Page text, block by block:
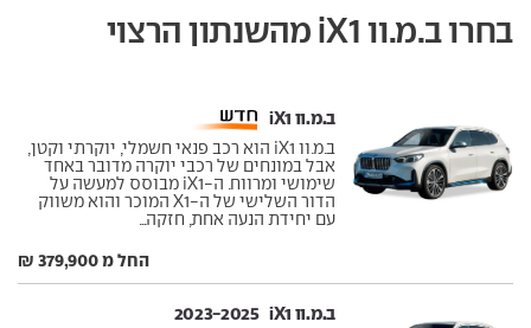
בחרו ב.מ.וו iX1 מהשנתון הרצוי
ב.מ.וו iX1 ‏
ב.מ.וו iX1 הוא רכב פנאי חשמלי, יוקרתי וקטן,
אבל במונחים של רכבי יוקרה מדובר באחד
שימושי ומרווח. ה-iX1 מבוסס למעשה על
הדור השלישי של ה-X1 המוכר והוא משווק
עם יחידת הנעה אחת, חזקה...
החל מ 379,900 ₪
ב.מ.וו iX1 ‏ 2023-2025